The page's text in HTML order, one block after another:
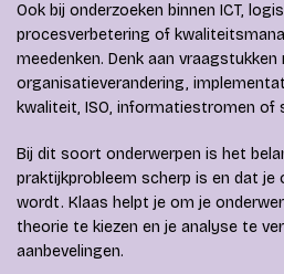
Ook bij onderzoeken binnen ICT,
procesverbetering of
meedenken. Denk aan vraagstukken
organisatieverandering,
kwaliteit, ISO, informatiestromen of
Bij dit soort onderwerpen is het
praktijkprobleem scherp is en dat je
wordt. Klaas helpt je om je
theorie te kiezen en je analyse te
aanbevelingen.